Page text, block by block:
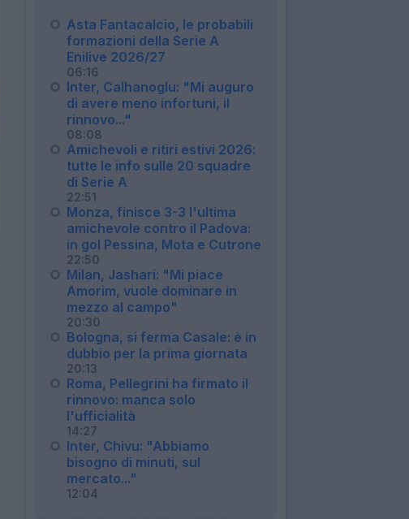
Asta Fantacalcio, le probabili
formazioni della Serie A
Enilive 2026/27
06:16
Inter, Calhanoglu: "Mi auguro
di avere meno infortuni, il
rinnovo..."
08:08
Amichevoli e ritiri estivi 2026:
tutte le info sulle 20 squadre
di Serie A
22:51
Monza, finisce 3-3 l'ultima
amichevole contro il Padova:
in gol Pessina, Mota e Cutrone
22:50
Milan, Jashari: "Mi piace
Amorim, vuole dominare in
mezzo al campo"
20:30
Bologna, si ferma Casale: è in
dubbio per la prima giornata
20:13
Roma, Pellegrini ha firmato il
rinnovo: manca solo
l'ufficialità
14:27
Inter, Chivu: "Abbiamo
bisogno di minuti, sul
mercato..."
12:04